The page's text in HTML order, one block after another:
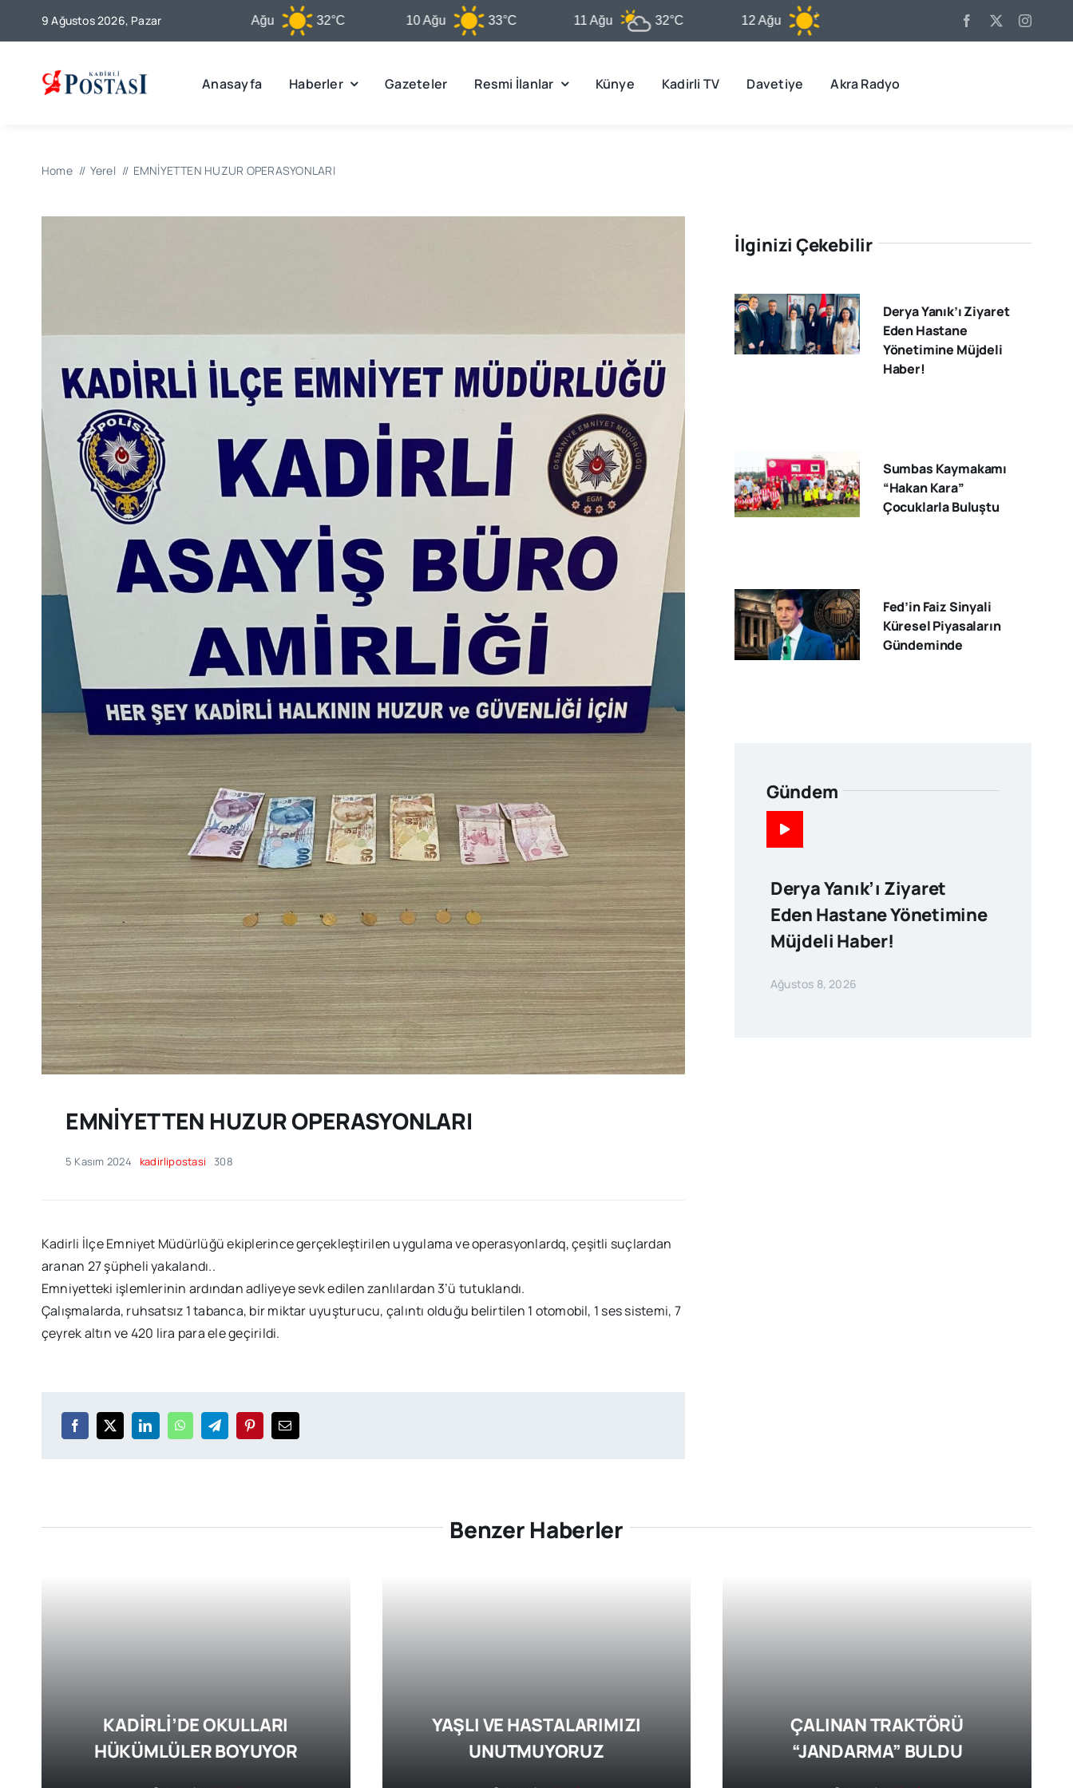
9 Ağustos 2026, Pazar
Kadirli 32°C 33°C 32°C 32°C 32°C
Anasayfa Haberler Gazeteler Resmi İlanlar Künye Kadirli TV Davetiye Akra Radyo
Home Yerel EMNİYETTEN HUZUR OPERASYONLARI
EMNİYETTEN HUZUR OPERASYONLARI
5 Kasım 2024 kadirlipostasi 308
Kadirli İlçe Emniyet Müdürlüğü ekiplerince gerçekleştirilen uygulama ve operasyonlardq, çeşitli suçlardan
aranan 27 şüpheli yakalandı..
Emniyetteki işlemlerinin ardından adliyeye sevk edilen zanlılardan 3’ü tutuklandı.
Çalışmalarda, ruhsatsız 1 tabanca, bir miktar uyuşturucu, çalıntı olduğu belirtilen 1 otomobil, 1 ses sistemi, 7
çeyrek altın ve 420 lira para ele geçirildi.
İlginizi Çekebilir
Derya Yanık’ı Ziyaret
Eden Hastane
Yönetimine Müjdeli
Haber!
Sumbas Kaymakamı
“Hakan Kara”
Çocuklarla Buluştu
Fed’in Faiz Sinyali
Küresel Piyasaların
Gündeminde
Gündem
Derya Yanık’ı Ziyaret
Eden Hastane Yönetimine
Müjdeli Haber!
Ağustos 8, 2026
Benzer Haberler
KADİRLİ’DE OKULLARI
HÜKÜMLÜLER BOYUYOR
YAŞLI VE HASTALARIMIZI
UNUTMUYORUZ
ÇALINAN TRAKTÖRÜ
“JANDARMA” BULDU